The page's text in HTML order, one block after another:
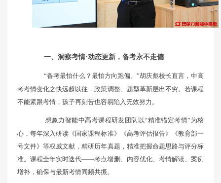
一、洞察考情·动态更新，备考永不走偏
“备考最怕什么？最怕方向跑偏。”胡庆彪校长直言，中高
考考情变化之快远超以往，政策调整、题型革新层出不穷。若课程
不能紧跟考情，孩子再刻苦也容易陷入无效努力。
想象力智能中高考课程研发团队以“精准锚定考情”为核
心，每年深入研读《国家课程标准》《高考评估报告》《教育部一
号文件》等权威文献，精研历年真题，精准把握命题思路与评分标
准。课程全年实时迭代——考点增删、内容优化、考情解读、案例
增补，确保与最新考情同频共振。